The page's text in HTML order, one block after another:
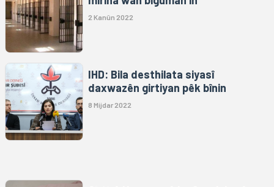
2 Kanûn 2022
IHD: Bila desthilata siyasî
daxwazên girtiyan pêk bînin
8 Mijdar 2022